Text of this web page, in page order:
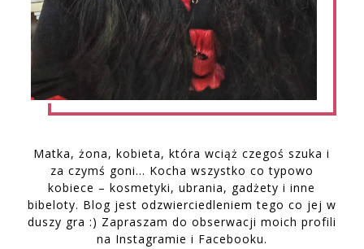
Matka, żona, kobieta, która wciąż czegoś szuka i
za czymś goni… Kocha wszystko co typowo
kobiece – kosmetyki, ubrania, gadżety i inne
bibeloty. Blog jest odzwierciedleniem tego co jej w
duszy gra :) Zapraszam do obserwacji moich profili
na Instagramie i Facebooku.